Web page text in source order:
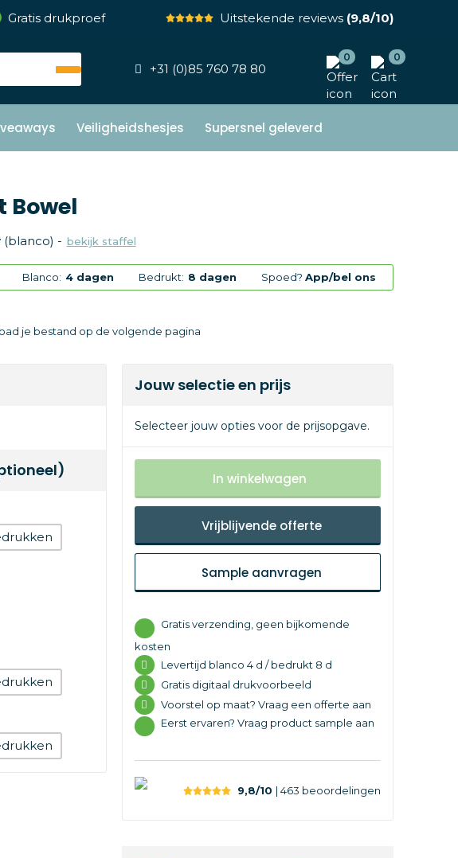
Gratis drukproef Uitstekende reviews(9,8/10)
+31 (0)85 760 78 80
0 0
Veiligheidshesjes Supersnel geleverd
Bowel
- bekijk staffel
Blanco: 4 dagen Bedrukt: 8 dagen Spoed?App/bel ons
je bestand op de volgende pagina
Jouw selectie en prijs
Selecteer jouw opties voor de prijsopgave.
In winkelwagen
Vrijblijvende offerte
Sample aanvragen
Gratis verzending, geen bijkomende
kosten
Levertijd blanco 4 d / bedrukt 8 d
Gratis digitaal drukvoorbeeld
Voorstel op maat? Vraag een offerte aan
Eerst ervaren? Vraag product sample aan
9,8/10 | 463 beoordelingen